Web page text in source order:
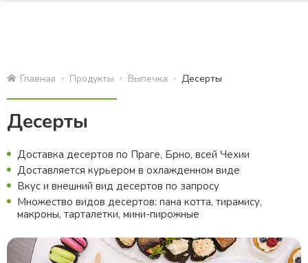
Главная Продукты Bыпечка Десерты
Десерты
Доставка десертов по Праге, Брно, всей Чехии
Доставляется курьером в охлажденном виде
Вкус и внешний вид десертов по запросу
Множество видов десертов: пана котта, тирамису,
макроны, тарталетки, мини-пирожные